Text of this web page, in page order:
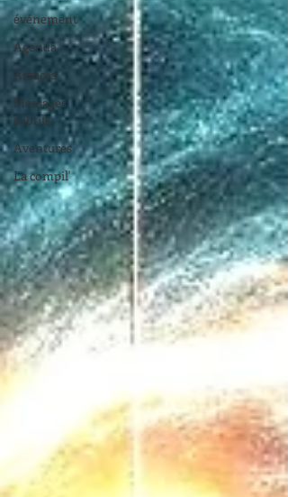
événement
Agenda
Astuces
Messages
subtils
Aventures
La compil'